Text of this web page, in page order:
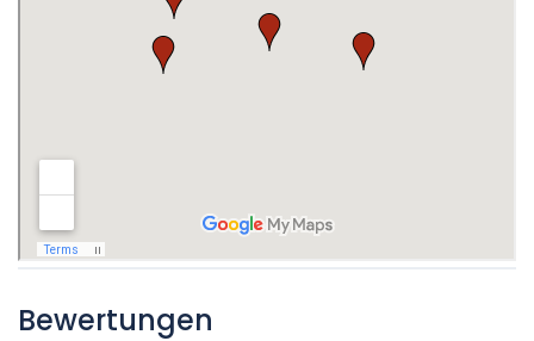
Bewertungen